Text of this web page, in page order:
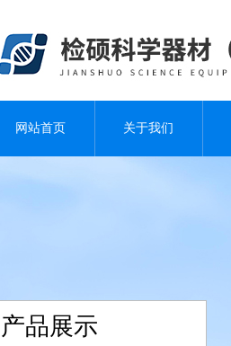
网站首页 关于我们
产品展示